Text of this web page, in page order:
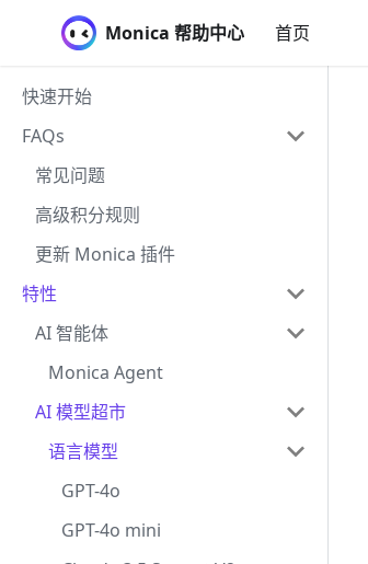
Monica 帮助中心 首页
快速开始
FAQs
常见问题
高级积分规则
更新 Monica 插件
特性
AI 智能体
Monica Agent
AI 模型超市
语言模型
GPT-4o
GPT-4o mini